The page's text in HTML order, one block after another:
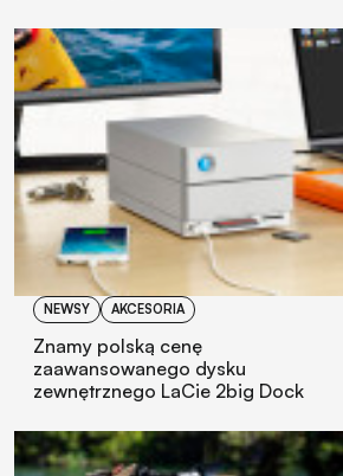
NEWSY AKCESORIA
Znamy polską cenę
zaawansowanego dysku
zewnętrznego LaCie 2big Dock